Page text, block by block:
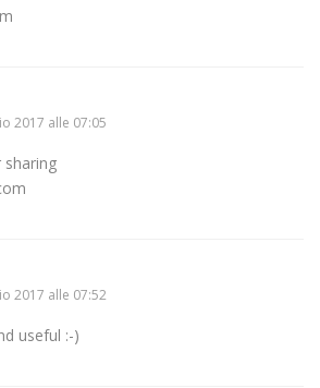
2017 alle 07:05
sharing
2017 alle 07:52
useful :-)